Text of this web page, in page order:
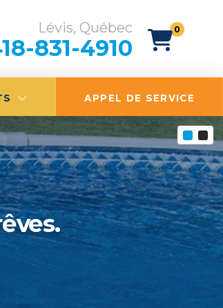
Lévis, Québec
831-4910
0
APPEL DE SERVICE
tracas.